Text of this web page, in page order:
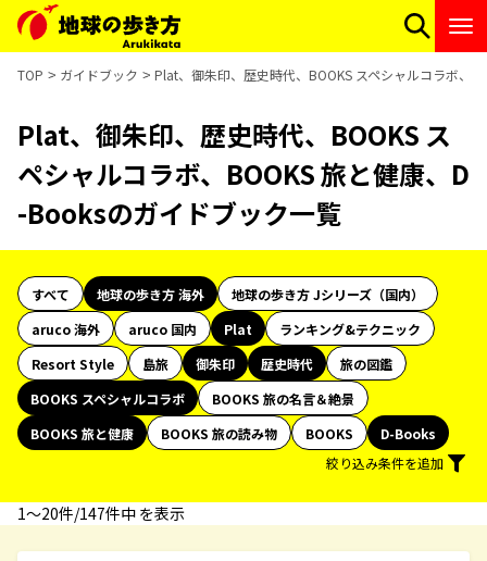
TOP ガイドブック Plat、御朱印、歴史時代、BOOKS スペシャルコラボ、
Plat、御朱印、歴史時代、BOOKS ス
ペシャルコラボ、BOOKS 旅と健康、D
-Booksのガイドブック一覧
すべて 地球の歩き方 海外
地球の歩き方 Jシリーズ（国内）
aruco 海外
aruco 国内 Plat
ランキング&テクニック
Resort Style
島旅 御朱印 歴史時代
旅の図鑑
BOOKS スペシャルコラボ
BOOKS 旅の名言＆絶景
BOOKS 旅と健康
BOOKS 旅の読み物 BOOKS
D-Books
絞り込み条件を追加
1〜20件/147件中 を表示